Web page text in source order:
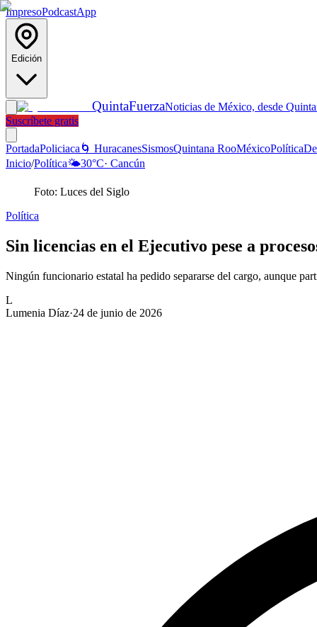
ImpresoPodcastApp
Edición
QuintaFuerzaNoticias de México, desde
Suscríbete gratis
PortadaPoliciaca 🌀 HuracanesSismosQuintana RooMéxicoPolítica
Inicio/Política🌤️30°C· Cancún
Foto: Luces del Siglo
Política
Sin licencias en el Ejecutivo pese a
Ningún funcionario estatal ha pedido separarse del cargo, aunque
L
Lumenia Díaz·24 de junio de 2026